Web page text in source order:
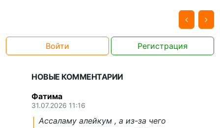
Войти Регистрация
НОВЫЕ КОММЕНТАРИИ
Фатима
31.07.2026 11:16
Ассаламу алейкум , а из-за чего